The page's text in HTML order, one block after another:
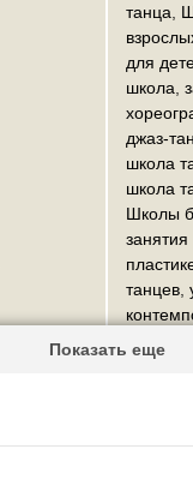
танца
для
школа
джаз-
школа
школа
Школы
танцев
танцев
Показать еще